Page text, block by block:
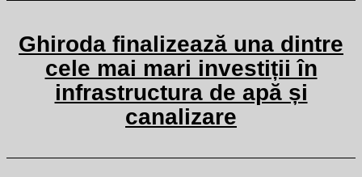
Ghiroda finalizează una dintre
cele mai mari investiții în
infrastructura de apă și
canalizare